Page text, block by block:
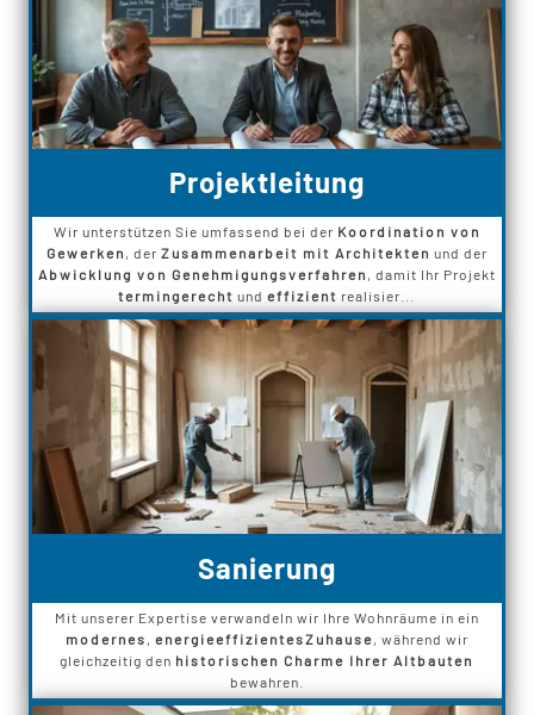
Projektleitung
Wir unterstützen Sie umfassend bei der Koordination von
Gewerken , der Zusammenarbeit mit Architekten und der
Abwicklung von Genehmigungsverfahren , damit Ihr Projekt
termingerecht undeffizient realisier...
Sanierung
Mit unserer Expertise verwandeln wir Ihre Wohnräume in ein
modernes , energieeffizientesZuhause , während wir
gleichzeitig den historischen Charme Ihrer Altbauten
bewahren.